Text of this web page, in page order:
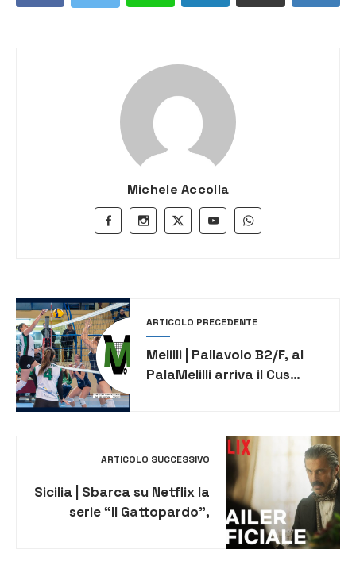
Michele Accolla
ARTICOLO PRECEDENTE
Melilli | Pallavolo B2/F, al
PalaMelilli arriva il Cus
ARTICOLO SUCCESSIVO
Sicilia | Sbarca su Netflix la
serie “Il Gattopardo”,